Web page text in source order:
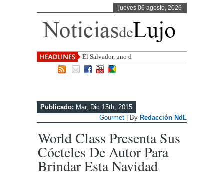
jueves 06 agosto, 2026
El Salvador, uno de los destinos con
mayor proye
Publicado: Mar, Dic 15th, 2015
Gourmet | By Redacción NdL
World Class Presenta Sus
Cócteles De Autor Para
Brindar Esta Navidad